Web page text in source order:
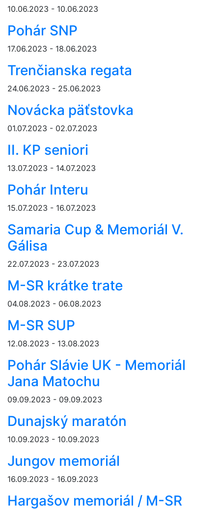
10.06.2023 - 10.06.2023
Pohár SNP
17.06.2023 - 18.06.2023
Trenčianska regata
24.06.2023 - 25.06.2023
Novácka päťstovka
01.07.2023 - 02.07.2023
II. KP seniori
13.07.2023 - 14.07.2023
Pohár Interu
15.07.2023 - 16.07.2023
Samaria Cup & Memoriál V.
Gálisa
22.07.2023 - 23.07.2023
M-SR krátke trate
04.08.2023 - 06.08.2023
M-SR SUP
12.08.2023 - 13.08.2023
Pohár Slávie UK - Memoriál
Jana Matochu
09.09.2023 - 09.09.2023
Dunajský maratón
10.09.2023 - 10.09.2023
Jungov memoriál
16.09.2023 - 16.09.2023
Hargašov memoriál / M-SR